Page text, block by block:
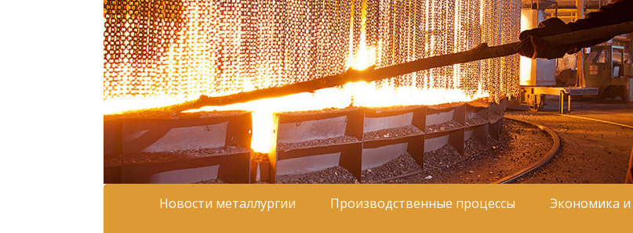
Новости металлургии Производственные процессы Экономика